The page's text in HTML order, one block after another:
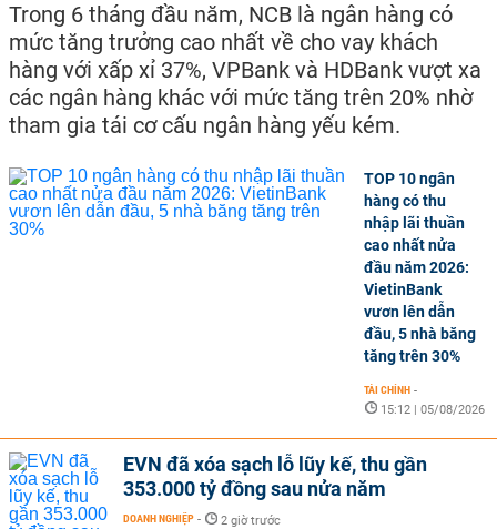
Trong 6 tháng đầu năm, NCB là ngân hàng có
mức tăng trưởng cao nhất về cho vay khách
hàng với xấp xỉ 37%, VPBank và HDBank vượt xa
các ngân hàng khác với mức tăng trên 20% nhờ
tham gia tái cơ cấu ngân hàng yếu kém.
TOP 10 ngân
hàng có thu
nhập lãi thuần
cao nhất nửa
đầu năm 2026:
VietinBank
vươn lên dẫn
đầu, 5 nhà băng
tăng trên 30%
TÀI CHÍNH -
15:12 | 05/08/2026
EVN đã xóa sạch lỗ lũy kế, thu gần
353.000 tỷ đồng sau nửa năm
DOANH NGHIỆP - 2 giờ trước